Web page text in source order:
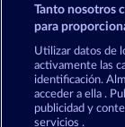
Tanto nosotros
para
Utilizar datos de
activamente las
identificación.
acceder a ella .
publicidad y
servicios .